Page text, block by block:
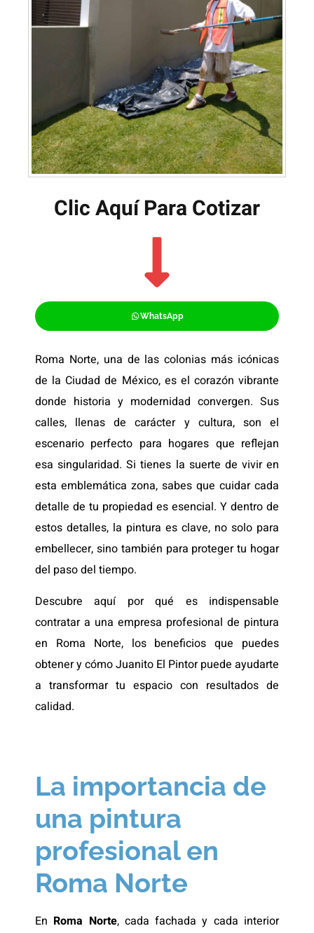
Clic Aquí Para Cotizar​
WhatsApp
Roma Norte, una de las colonias más icónicas
de la Ciudad de México, es el corazón vibrante
donde historia y modernidad convergen. Sus
calles, llenas de carácter y cultura, son el
escenario perfecto para hogares que reflejan
esa singularidad. Si tienes la suerte de vivir en
esta emblemática zona, sabes que cuidar cada
detalle de tu propiedad es esencial. Y dentro de
estos detalles, la pintura es clave, no solo para
embellecer, sino también para proteger tu hogar
del paso del tiempo.
Descubre aquí por qué es indispensable
contratar a una empresa profesional de pintura
en Roma Norte, los beneficios que puedes
obtener y cómo Juanito El Pintor puede ayudarte
a transformar tu espacio con resultados de
calidad.
La importancia de
una pintura
profesional en
Roma Norte
En Roma Norte, cada fachada y cada interior